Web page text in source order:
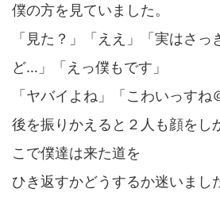
僕の方を見ていました。
「見た？」「ええ」「実はさっ
ど…」「えっ僕もです」
「ヤバイよね」「こわいっすね
後を振りかえると２人も顔をし
こで僕達は来た道を
ひき返すかどうするか迷いまし